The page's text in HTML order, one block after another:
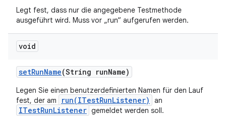
Legt fest, dass nur die angegebene Testmethode
ausgeführt wird. Muss vor „run“ aufgerufen werden.
void
setRunName(String runName)
Legen Sie einen benutzerdefinierten Namen für den Lauf
fest, der am
run(ITestRunListener) an
ITestRunListener gemeldet werden soll.